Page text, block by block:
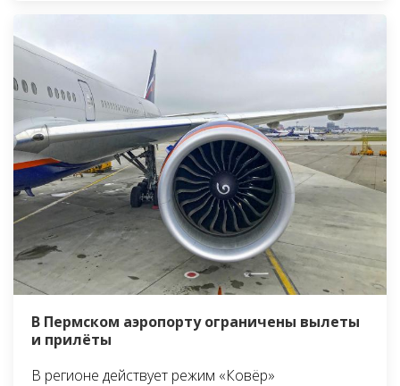
В Пермском аэропорту ограничены вылеты
и прилёты
В регионе действует режим «Ковёр»